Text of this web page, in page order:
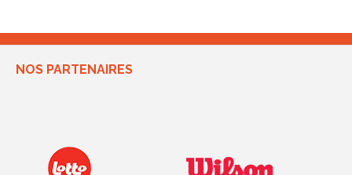
NOS PARTENAIRES